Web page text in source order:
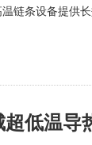
链条设备提供
低温